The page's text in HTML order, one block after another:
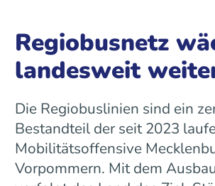
Regiobusnetz
landesweit
Die Regiobuslinien sind ein
Bestandteil der seit 2023
Mobilitätsoffensive
Vorpommern. Mit dem